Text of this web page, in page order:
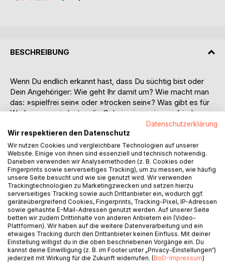
BESCHREIBUNG
Wenn Du endlich erkannt hast, dass Du süchtig bist oder
Dein Angehöriger: Wie geht Ihr damit um? Wie macht man
das: »spielfrei sein« oder »trocken sein«? Was gibt es für
Werkzeuge, wie lauten die Geheimnisse einer zufriedenen,
glücklichen Spielfreiheit? Und wie läuft das mit einer
Selbsthilfegruppe? Was kann Gisela den Angehörigen
raten? Was hat ihr geholfen?
Diese Infos und noch viel mehr liest Du in diesem Buch von
Gisela und Kai. Sie wissen aus eigener Erfahrung, wie viel
Leid eine Glücksspielsucht auslöst, aber sie wissen auch,
wie gut sich das Leben wieder entwickelt, wenn beide,
jeder für sich und dann gemeinsam, den Kampf
aufnehmen!
Aus einer Kritik: "Wir haben das erste Buch gelesen, den
"Suchtbericht". Nun jetzt den "Mutbericht" - Es ist
unfassbar spannend, wie sehr sich beide entwickelt haben.
Kai berichtet davon, wie er seine Selbsthilfegruppe leitet,
wie er sich dadurch selbst entwickelt hat. Er hat sich schlau
Datenschutzerklärung
Wir respektieren den Datenschutz
Wir nutzen Cookies und vergleichbare Technologien auf unserer
Website. Einige von ihnen sind essenziell und technisch notwendig.
Daneben verwenden wir Analysemethoden (z. B. Cookies oder
Fingerprints sowie serverseitiges Tracking), um zu messen, wie häufig
unsere Seite besucht und wie sie genutzt wird. Wir verwenden
Trackingtechnologien zu Marketingzwecken und setzen hierzu
serverseitiges Tracking sowie auch Drittanbieter ein, wodurch ggf.
geräteübergreifend Cookies, Fingerprints, Tracking-Pixel, IP-Adressen
sowie gehashte E-Mail-Adressen genutzt werden. Auf unserer Seite
betten wir zudem Drittinhalte von anderen Anbietern ein (Video-
Plattformen). Wir haben auf die weitere Datenverarbeitung und ein
etwaiges Tracking durch den Drittanbieter keinen Einfluss. Mit deiner
Einstellung willigst du in die oben beschriebenen Vorgänge ein. Du
kannst deine Einwilligung (z. B. im Footer unter „Privacy-Einstellungen“)
jederzeit mit Wirkung für die Zukunft widerrufen. (BoD-Impressum)